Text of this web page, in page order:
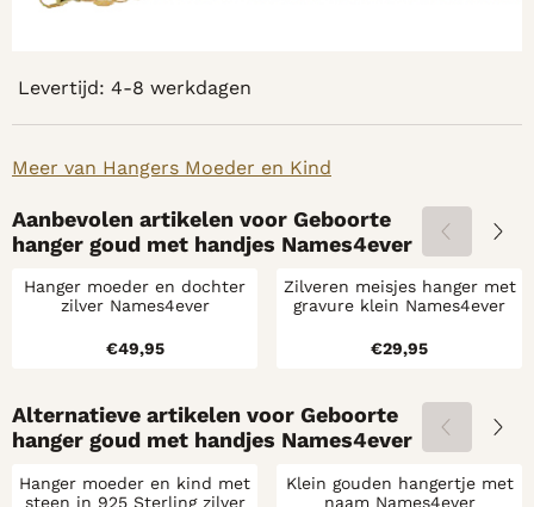
Levertijd: 4-8 werkdagen
Meer van Hangers Moeder en Kind
Aanbevolen artikelen voor Geboorte
hanger goud met handjes Names4ever
Hanger moeder en dochter
zilver Names4ever
Prijs: 49,95
€49,95
Zilveren meisjes hanger met
gravure klein Names4ever
Prijs: 29,95
€29,95
Alternatieve artikelen voor Geboorte
hanger goud met handjes Names4ever
Hanger moeder en kind met
steen in 925 Sterling zilver
Klein gouden hangertje met
naam Names4ever